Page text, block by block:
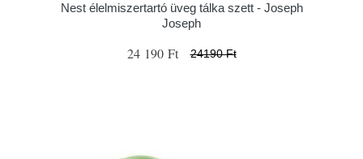
Nest élelmiszertartó üveg tálka szett - Joseph
Joseph
24 190 Ft 24190 Ft